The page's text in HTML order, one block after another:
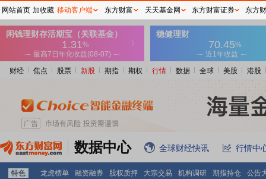
财经 焦点 股票 新股 期指 期权 行情 数据 全球 美股 港股
数据中心 全球财经快讯 行情中
特色 龙虎榜单 融资融券 股权质押 大宗交易 机构调研 期指持仓
公告
网站首页 加收藏 移动客户端 东方财富 天天基金网 东方财富证券 东方